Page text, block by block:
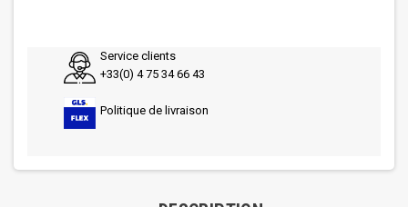
Service clients
+33(0) 4 75 34 66 43
Politique de livraison